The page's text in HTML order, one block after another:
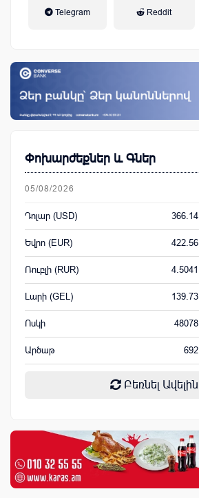
Telegram Reddit
Փոխարժեքներ և Գներ
05/08/2026
Դոլար (USD) 366.14
Եվրո (EUR) 422.56
Ռուբլի (RUR) 4.5041
Լարի (GEL) 139.73
Ոսկի 48078
Արծաթ 692
Բեռնել Ավելին